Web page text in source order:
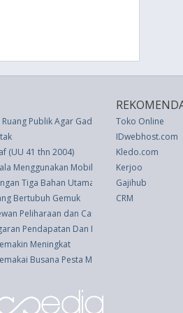
Publik Agar Gadget Tak Jadi Target
(UU 41 thn 2004)
Menggunakan Mobile Officer
Tiga Bahan Utama
Bertubuh Gemuk
Peliharaan dan Cara Mengatasinya
Pendapatan Dan Belanja Negara Tahun
Meningkat
Busana Pesta Menurut Stylist
Toko Online
IDwebhost.com
Kledo.com
Kerjoo
Gajihub
CRM